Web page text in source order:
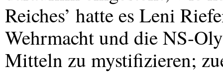
Reiches’ hatte es Leni
Wehrmacht und die NS-
Mitteln zu mystifizieren;